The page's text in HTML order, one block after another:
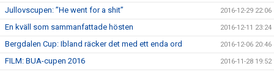
Jullovscupen: ”He went for a shit” 2016-12-29 22:06
En kväll som sammanfattade hösten 2016-12-11 23:24
Bergdalen Cup: Ibland räcker det med ett enda ord 2016-12-06 20:46
FILM: BUA-cupen 2016 2016-11-28 19:52